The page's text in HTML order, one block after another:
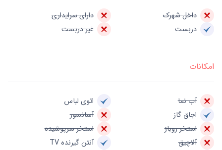
داخل شهرک
دارای سرایداری
دربست
غیر دربست
امکانات
آب نما
اتوی لباس
اجاق گاز
آسانسور
استخر روباز
استخر سرپوشیده
آلاچیق
آنتن گیرنده TV